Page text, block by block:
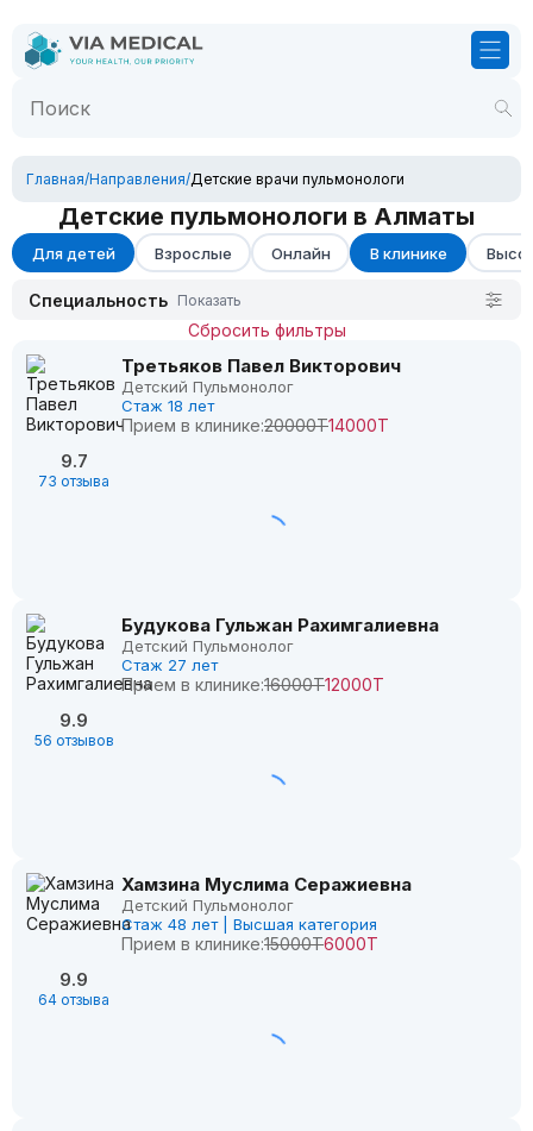
Главная/Направления/Детские врачи пульмонологи
Детские пульмонологи в Алматы
Для детей Взрослые Онлайн В клинике
Специальность Показать
Сбросить фильтры
9.7
73 отзыва
Третьяков Павел Викторович
Детский Пульмонолог
Стаж 18 лет
Прием в клинике:20000Т14000Т
9.9
56 отзывов
Будукова Гульжан Рахимгалиевна
Детский Пульмонолог
Стаж 27 лет
Прием в клинике:16000Т12000Т
9.9
64 отзыва
Хамзина Муслима Серажиевна
Детский Пульмонолог
Стаж 48 лет | Высшая категория
Прием в клинике:15000Т6000Т